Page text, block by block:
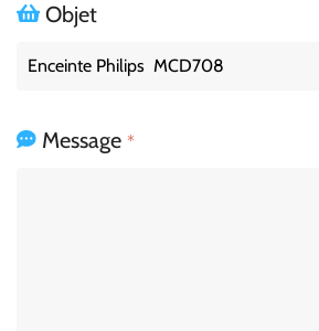
Objet
Message *